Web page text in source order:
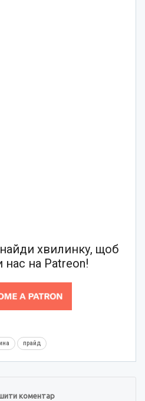
хвилинку, щоб
нас на Patreon!
прайд
коментар